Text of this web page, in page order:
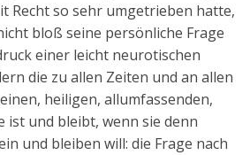
Recht so sehr umgetrieben hatte,
bloß seine persönliche Frage
einer leicht neurotischen
die zu allen Zeiten und an allen
heiligen, allumfassenden,
ist und bleibt, wenn sie denn
und bleiben will: die Frage nach